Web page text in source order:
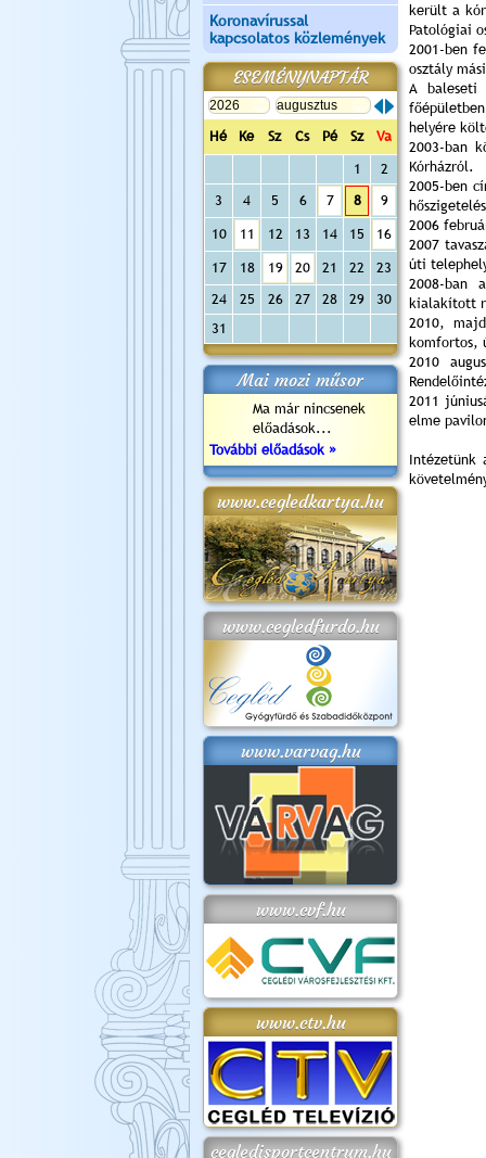
Koronavírussal
kapcsolatos közlemények
ESEMÉNYNAPTÁR
Hé Ke Sz Cs Pé Sz
Va
1
2
3
4 5 6 7 8 9
10 11 12 13 14 15 16
17 18 19 20 21 22
23
24
25 26 27 28 29
30
31
Mai mozi műsor
Ma már nincsenek
előadások...
További előadások »
www.cegledkartya.hu
www.cegledfurdo.hu
www.varvag.hu
www.cvf.hu
www.ctv.hu
cegledisportcentrum.hu
került a
Patológiai
2001-ben
osztály
A baleseti
helyére
2003-ban
Kórházról.
2005-ben
2006
2007
úti
2008-ban
kialakított
2010,
komfortos,
2010
2011
elme
Intézetünk